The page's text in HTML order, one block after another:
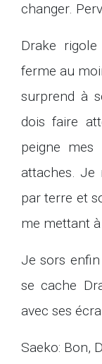
changer.
Drake
ferme au
surprend à
dois faire
peigne
attaches. Je
par terre et
me mettant
Je sors
se cache
avec ses
Saeko: Bon,